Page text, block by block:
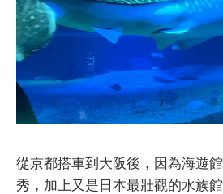
從京都搭車到大阪後，因為海遊
秀，加上又是日本最壯觀的水族